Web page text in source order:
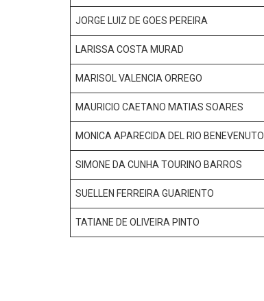
JORGE LUIZ DE GOES PEREIRA
LARISSA COSTA MURAD
MARISOL VALENCIA ORREGO
MAURICIO CAETANO MATIAS SOARES
MONICA APARECIDA DEL RIO BENEVENUTO
SIMONE DA CUNHA TOURINO BARROS
SUELLEN FERREIRA GUARIENTO
TATIANE DE OLIVEIRA PINTO